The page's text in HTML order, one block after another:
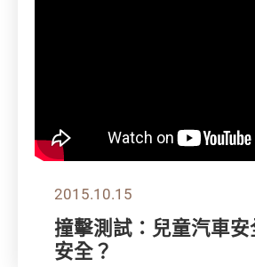
2015.10.15
撞擊測試：兒童汽車
安全？